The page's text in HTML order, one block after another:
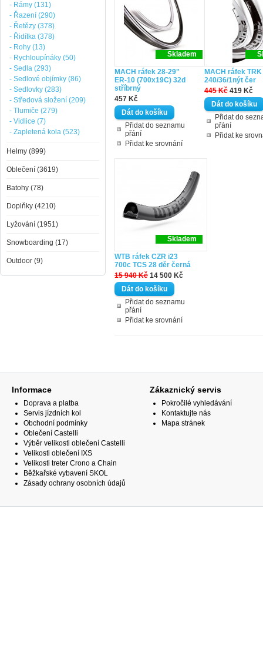
Skladem
MACH ráfek 28-29"
ER-10 (700x19C) 32d
stříbrný
457 Kč
Přidat do seznamu
přání
Přidat ke srovnání
MACH ráfek TRK
240/36/1nýt čer
445 Kč 419 Kč
Přidat do
přání
Přidat ke
Skladem
WTB ráfek CZR i23
700c TCS 28 děr černá
15 940 Kč 14 500 Kč
Přidat do seznamu
přání
Přidat ke srovnání
- Rámy (131)
- Řazení (290)
- Řetězy (378)
- Řidítka (378)
- Rohy (13)
- Rychloupínáky (50)
- Sedla (293)
- Sedlové objímky (86)
- Sedlovky (283)
- Středová složení (209)
- Tlumiče (279)
- Vidlice (7)
- Zapletená kola (523)
Helmy (899)
Oblečení (3619)
Batohy (78)
Doplňky (4210)
Lyžování (1951)
Snowboarding (17)
Outdoor (9)
Informace
Doprava a platba
Servis jízdních kol
Obchodní podmínky
Oblečení Castelli
Výběr velikosti oblečení Castelli
Velikosti oblečení IXS
Velikosti treter Crono a Chain
Běžkařské vybavení SKOL
Zásady ochrany osobních údajů
Zákaznický servis
Pokročilé vyhledávání
Kontaktujte nás
Mapa stránek